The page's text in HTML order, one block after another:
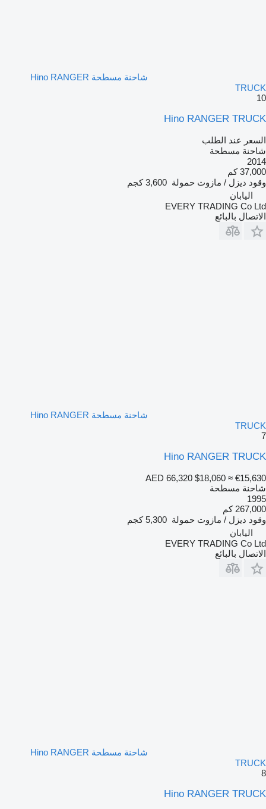
شاحنة مسطحة Hino RANGER
TRUCK
10
Hino RANGER TRUCK
السعر عند الطلب
شاحنة مسطحة
2014
37,000 كم
وقود ديزل / مازوت حمولة 3,600 كجم
اليابان
EVERY TRADING Co Ltd
الاتصال بالبائع
شاحنة مسطحة Hino RANGER
TRUCK
7
Hino RANGER TRUCK
AED 66,320 $18,060 ≈ €15,630
شاحنة مسطحة
1995
267,000 كم
وقود ديزل / مازوت حمولة 5,300 كجم
اليابان
EVERY TRADING Co Ltd
الاتصال بالبائع
شاحنة مسطحة Hino RANGER
TRUCK
8
Hino RANGER TRUCK